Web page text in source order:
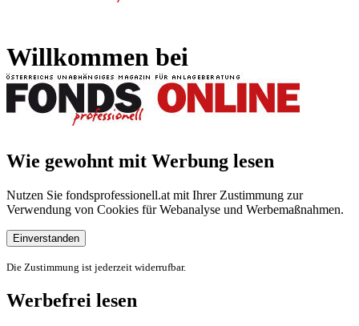
Willkommen bei
Wie gewohnt mit Werbung lesen
Nutzen Sie fondsprofessionell.at mit Ihrer Zustimmung zur
Verwendung von Cookies für Webanalyse und Werbemaßnahmen.
Einverstanden
Die Zustimmung ist jederzeit widerrufbar.
Werbefrei lesen